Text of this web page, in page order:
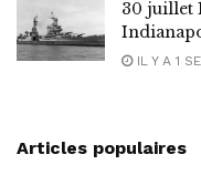
30 juillet
IL Y A 1
Articles populaires